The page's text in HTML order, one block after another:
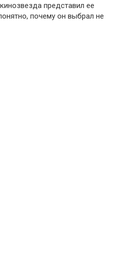
представил ее
почему он выбрал не